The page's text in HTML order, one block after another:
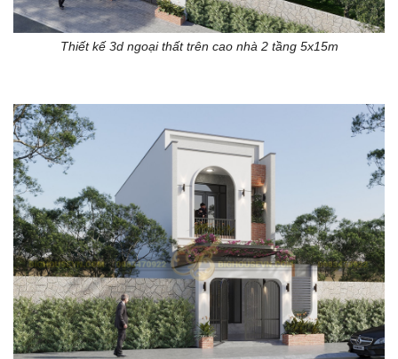
Thiết kế 3d ngoại thất trên cao nhà 2 tầng 5x15m